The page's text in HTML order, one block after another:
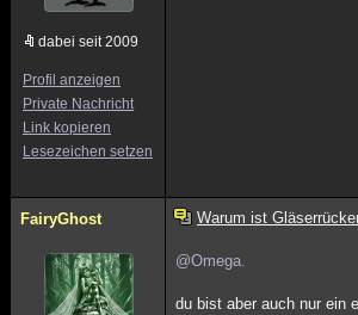
dabei seit 2009
Profil anzeigen
Private Nachricht
Link kopieren
Lesezeichen setzen
FairyGhost Warum ist
@Omega.
du bist aber auch nur ein